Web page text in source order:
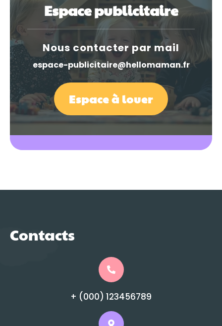
Espace publicitaire
Nous contacter par mail
espace-publicitaire@hellomaman.fr
Espace à louer
Contacts
+ (000) 123456789